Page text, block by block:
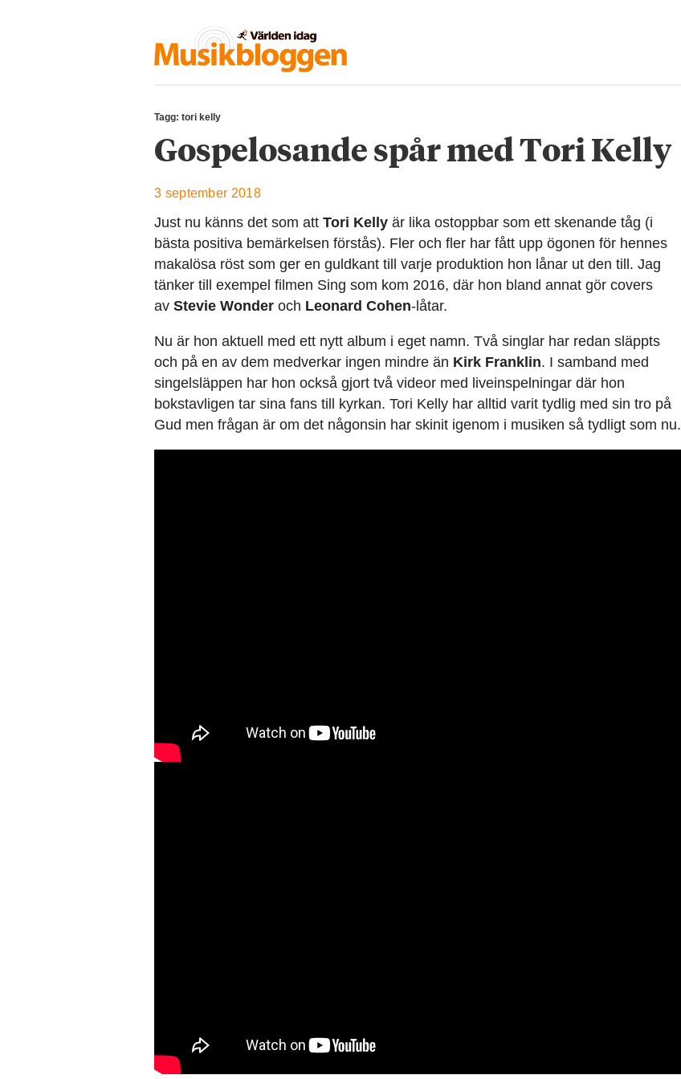
Tagg: tori kelly
Gospelosande spår med Tori Kelly
3 september 2018
Just nu känns det som att Tori Kelly är lika ostoppbar som ett skenande tåg (i
bästa positiva bemärkelsen förstås). Fler och fler har fått upp ögonen för hennes
makalösa röst som ger en guldkant till varje produktion hon lånar ut den till. Jag
tänker till exempel filmen Sing som kom 2016, där hon bland annat gör covers
av Stevie Wonder och Leonard Cohen-låtar.
Nu är hon aktuell med ett nytt album i eget namn. Två singlar har redan släppts
och på en av dem medverkar ingen mindre än Kirk Franklin. I samband med
singelsläppen har hon också gjort två videor med liveinspelningar där hon
bokstavligen tar sina fans till kyrkan. Tori Kelly har alltid varit tydlig med sin tro på
Gud men frågan är om det någonsin har skinit igenom i musiken så tydligt som nu.